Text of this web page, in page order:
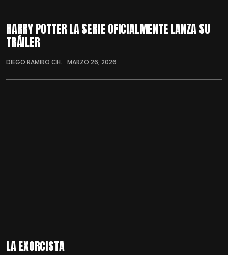
HARRY POTTER LA SERIE OFICIALMENTE LANZA SU
TRÁILER
DIEGO RAMIRO CH. MARZO 26, 2026
LA EXORCISTA